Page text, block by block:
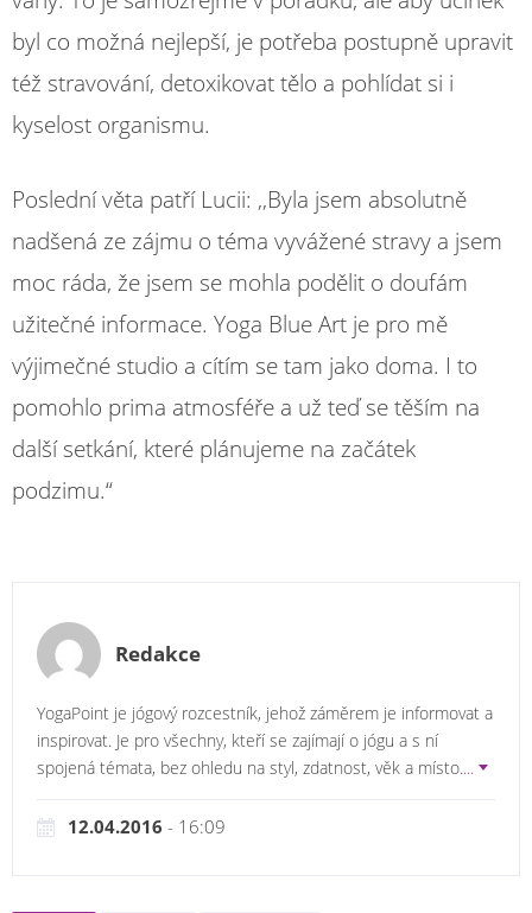
byl co možná nejlepší, je potřeba postupně upravit
též stravování, detoxikovat tělo a pohlídat si i
kyselost organismu.
Poslední věta patří Lucii: ,,Byla jsem absolutně
nadšená ze zájmu o téma vyvážené stravy a jsem
moc ráda, že jsem se mohla podělit o doufám
užitečné informace. Yoga Blue Art je pro mě
výjimečné studio a cítím se tam jako doma. I to
pomohlo prima atmosféře a už teď se těším na
další setkání, které plánujeme na začátek
podzimu.“
Redakce
YogaPoint je jógový rozcestník, jehož záměrem je informovat a
inspirovat. Je pro všechny, kteří se zajímají o jógu a s ní
spojená témata, bez ohledu na styl, zdatnost, věk a místo....
12.04.2016 - 16:09